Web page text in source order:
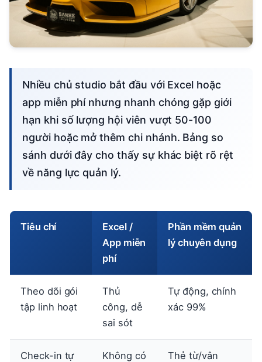
Nhiều chủ studio bắt đầu với Excel hoặc
app miễn phí nhưng nhanh chóng gặp giới
hạn khi số lượng hội viên vượt 50-100
người hoặc mở thêm chi nhánh. Bảng so
sánh dưới đây cho thấy sự khác biệt rõ rệt
về năng lực quản lý.
Tiêu chí
Excel /
App miễn
phí
Phần mềm quản
lý chuyên dụng
Theo dõi gói
tập linh hoạt
Thủ
công, dễ
sai sót
Tự động, chính
xác 99%
Check-in tự
Không có
Thẻ từ/vân